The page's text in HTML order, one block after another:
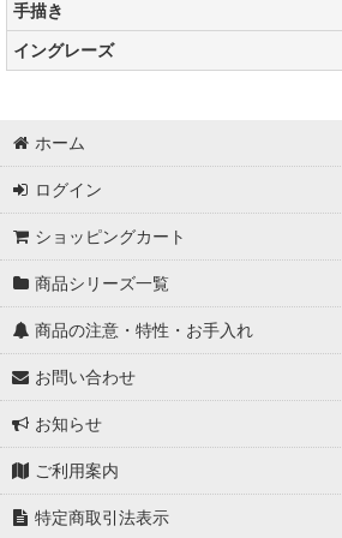
手描き
イングレーズ
ホーム
ログイン
ショッピングカート
商品シリーズ一覧
商品の注意・特性・お手入れ
お問い合わせ
お知らせ
ご利用案内
特定商取引法表示